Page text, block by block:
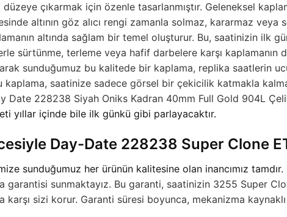
düzeye çıkarmak için özenle tasarlanmıştır. Geleneksel
altının göz alıcı rengi zamanla solmaz, kararmaz
altında sağlam bir temel oluşturur. Bu, saatinizin ilk
sürtünme, terleme veya hafif darbelere karşı
sunduğumuz bu kalitede bir kaplama, replika saatlerin
saatinize sadece görsel bir çekicilik katmakla
Date 228238 Siyah Oniks Kadran 40mm Full Gold 904L
yıllar içinde bile ilk günkü gibi parlayacaktır.
Day-Date 228238 Super Clone
sunduğumuz her ürünün kalitesine olan inancımız
garantisi sunmaktayız. Bu garanti, saatinizin 3255 Super
karşı sizi korur. Garanti süresi boyunca, mekanizma